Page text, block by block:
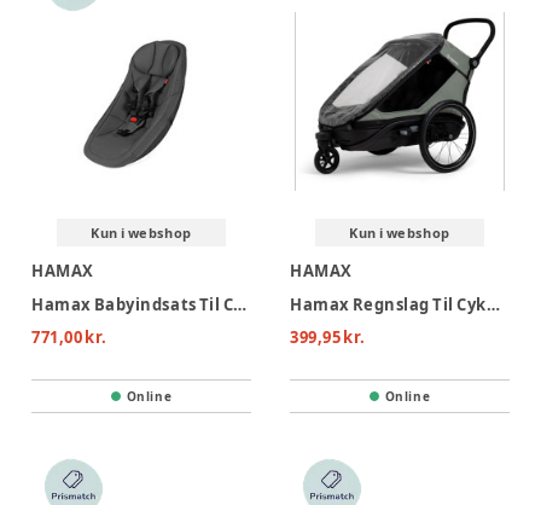
Kun i webshop
HAMAX
Hamax Babyindsats Til Cykelvogn
771,00 kr.
Online
Kun i webshop
HAMAX
Hamax Regnslag Til Cykelvogn Outback Next - Single
399,95 kr.
Online